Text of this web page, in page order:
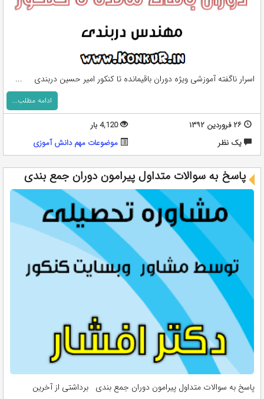
اسرار ناگفته آموزشی ویژه دوران باقیمانده تا کنکور امیر حسین دربندی ...
ادامه مطلب...
۲۶ فروردین ۱۳۹۲
4,120 بار
يک نظر
موضوعات مهم دانش آموزی
پاسخ به سوالات متداول پیرامون دوران جمع بندی
پاسخ به سوالات متداول پیرامون دوران جمع بندی برداشتی از آخرین